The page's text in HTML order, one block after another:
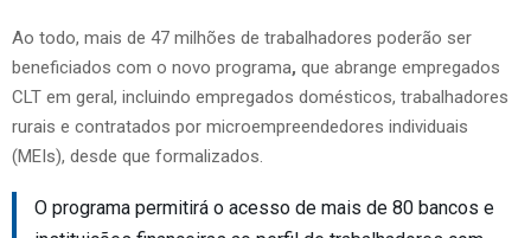
Ao todo, mais de 47 milhões de trabalhadores poderão ser
beneficiados com o novo programa, que abrange empregados
CLT em geral, incluindo empregados domésticos, trabalhadores
rurais e contratados por microempreendedores individuais
(MEIs), desde que formalizados.
O programa permitirá o acesso de mais de 80 bancos e